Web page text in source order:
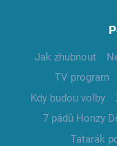
Jak zhubnout
TV program
Kdy budou volby
7 pádů Honzy
Tatarák